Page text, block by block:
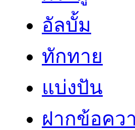
อัลบั้ม
ทักทาย
แบ่งปัน
ฝากข้อคว